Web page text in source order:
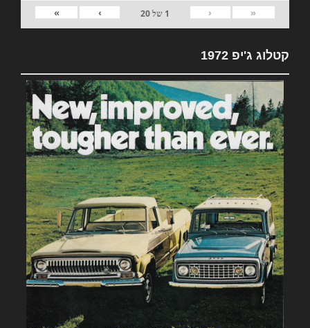
«
‹
1 של20
›
»
קטלוג ג'יפ 1972